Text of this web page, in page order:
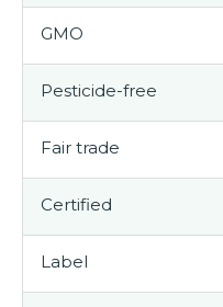
GMO
Pesticide-free
Fair trade
Certified
Label